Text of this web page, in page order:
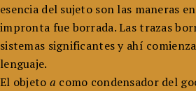
esencia del sujeto son las maneras
impronta fue borrada. Las trazas
sistemas significantes y ahí
lenguaje.
El objeto a como condensador del